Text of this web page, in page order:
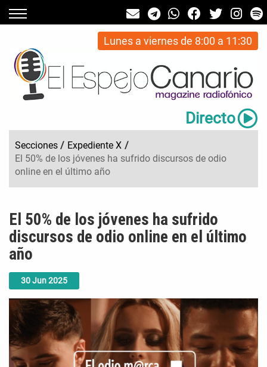
Lunes a viernes de 8:00 a 11:30
Directo
Secciones / Expediente X /
El 50% de los jóvenes ha sufrido discursos de odio
online en el último año
30Jun2025
El 50% de los jóvenes ha sufrido
discursos de odio online en el último
año